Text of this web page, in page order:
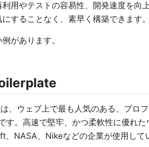
用やテストの容易性、開発速度を向
することなく、素早く構築できます。
があります。
は、ウェブ上で最も人気のある、プロ
す。高速で堅牢、かつ柔軟性に優れ
NASA、Nikeなどの企業が使用して